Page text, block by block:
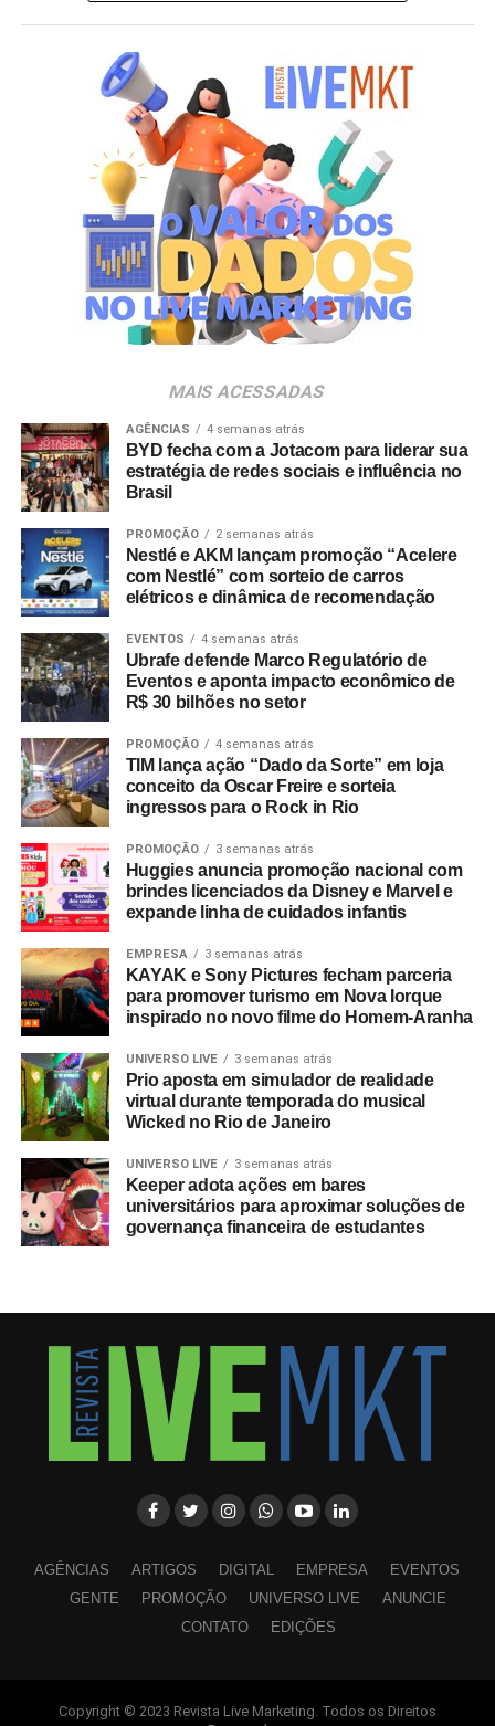
uma experiência personalizada que nasce dolifestyle
cidade maravilhosa”, destaca Marcio Esher, sócio, diretor
de negócios e marketing da Holding Clube e gestor do
A produção do evento é assinada pela agência Banco_
em parceria com a Storymakers e a Cross Networking,
empresas pertencentes ao ecossistema da Holding
Clube. O projeto criativo mantém a assinatura “Brasil na
Veia”, conceito focado na valorização da cultura nacional,
da música e da hospitalidade carioca.
no canal oficial da Ticketmaster, com lote inicial a partir
de R$ 3.950,00. As demais atualizações e atrações do
evento serão divulgadas nos canais oficiais do camarote
nos próximos meses.
MAIS ACESSADAS
AGÊNCIAS 4 semanas atrás
BYD fecha com a Jotacom para liderar sua
estratégia de redes sociais e influência no
Brasil
PROMOÇÃO 2 semanas atrás
Nestlé e AKM lançam promoção “Acelere
com Nestlé” com sorteio de carros
elétricos e dinâmica de recomendação
EVENTOS 4 semanas atrás
Ubrafe defende Marco Regulatório de
Eventos e aponta impacto econômico de
R$ 30 bilhões no setor
PROMOÇÃO 4 semanas atrás
TIM lança ação “Dado da Sorte” em loja
conceito da Oscar Freire e sorteia
ingressos para o Rock in Rio
PROMOÇÃO 3 semanas atrás
Huggies anuncia promoção nacional com
brindes licenciados da Disney e Marvel e
expande linha de cuidados infantis
EMPRESA 3 semanas atrás
KAYAK e Sony Pictures fecham parceria
para promover turismo em Nova Iorque
inspirado no novo filme do Homem-Aranha
UNIVERSO LIVE 3 semanas atrás
Prio aposta em simulador de realidade
virtual durante temporada do musical
Wicked no Rio de Janeiro
UNIVERSO LIVE 3 semanas atrás
Keeper adota ações em bares
universitários para aproximar soluções de
governança financeira de estudantes
AGÊNCIAS ARTIGOS DIGITAL EMPRESA
EVENTOS
GENTE
PROMOÇÃO UNIVERSO LIVE
ANUNCIE
CONTATO
EDIÇÕES
Copyright © 2023 Revista Live Marketing. Todos os Direitos